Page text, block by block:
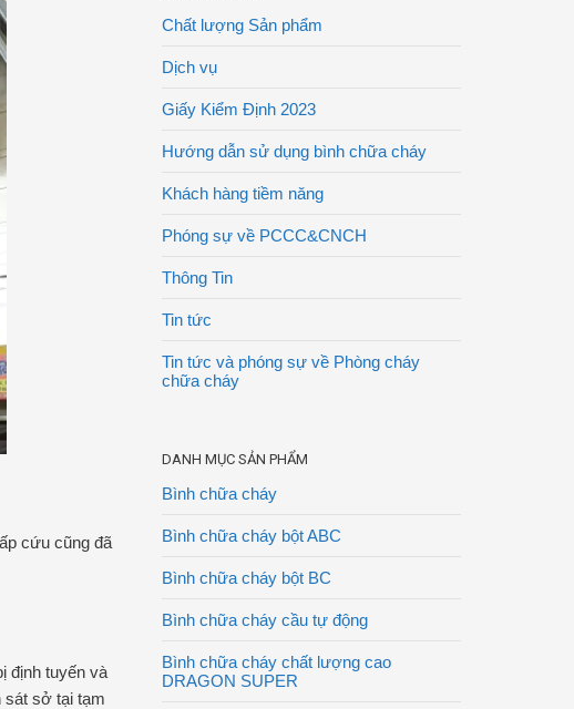
cứu cũng đã
định tuyến và
sát sở tại tạm
Chất lượng Sản phẩm
Dịch vụ
Giấy Kiểm Định 2023
Hướng dẫn sử dụng bình chữa cháy
Khách hàng tiềm năng
Phóng sự về PCCC&CNCH
Thông Tin
Tin tức
Tin tức và phóng sự về Phòng cháy
chữa cháy
DANH MỤC SẢN PHẨM
Bình chữa cháy
Bình chữa cháy bột ABC
Bình chữa cháy bột BC
Bình chữa cháy cầu tự động
Bình chữa cháy chất lượng cao
DRAGON SUPER